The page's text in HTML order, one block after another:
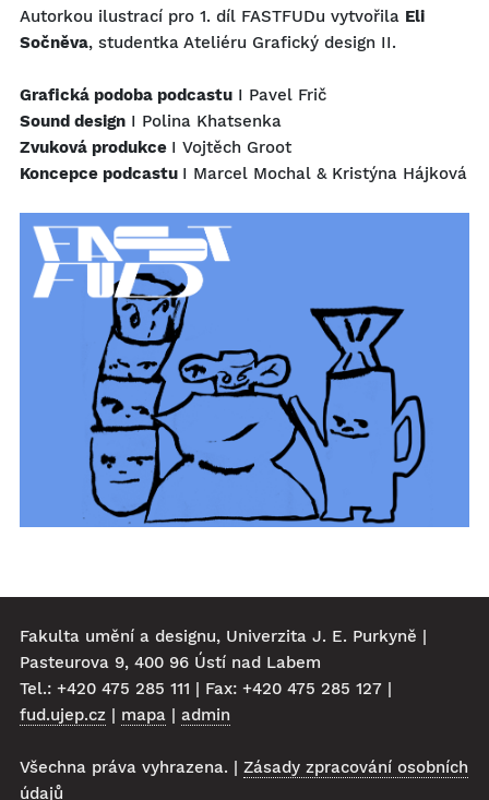
Autorkou ilustrací pro 1. díl FASTFUDu vytvořila Eli
Sočněva, studentka Ateliéru Grafický design II.
Grafická podoba podcastu I Pavel Frič
Sound design I Polina Khatsenka
Zvuková produkce I Vojtěch Groot
Koncepce podcastu I Marcel Mochal & Kristýna Hájková
Fakulta umění a designu, Univerzita J. E. Purkyně |
Pasteurova 9, 400 96 Ústí nad Labem
Tel.: +420 475 285 111 | Fax: +420 475 285 127 |
fud.ujep.cz | mapa | admin
Všechna práva vyhrazena. | Zásady zpracování osobních
údajů